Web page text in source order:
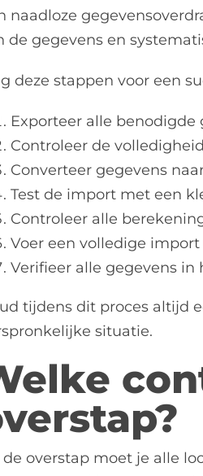
naadloze
de gegevens en
deze stappen voor een
Exporteer alle
Controleer de
Converteer gegevens
Test de import met een
Controleer alle
Voer een volledige
Verifieer alle gegevens in
tijdens dit proces altijd
situatie.
de overstap moet je alle